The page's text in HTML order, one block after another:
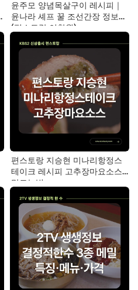
윤주모 양념목살구이 레시피｜
윤나라 셰프 꿀 조선간장 정보
(편스토랑 이찬원)
편스토랑 지승현 미나리항정스
테이크 레시피 고추장마요소스
만드는법